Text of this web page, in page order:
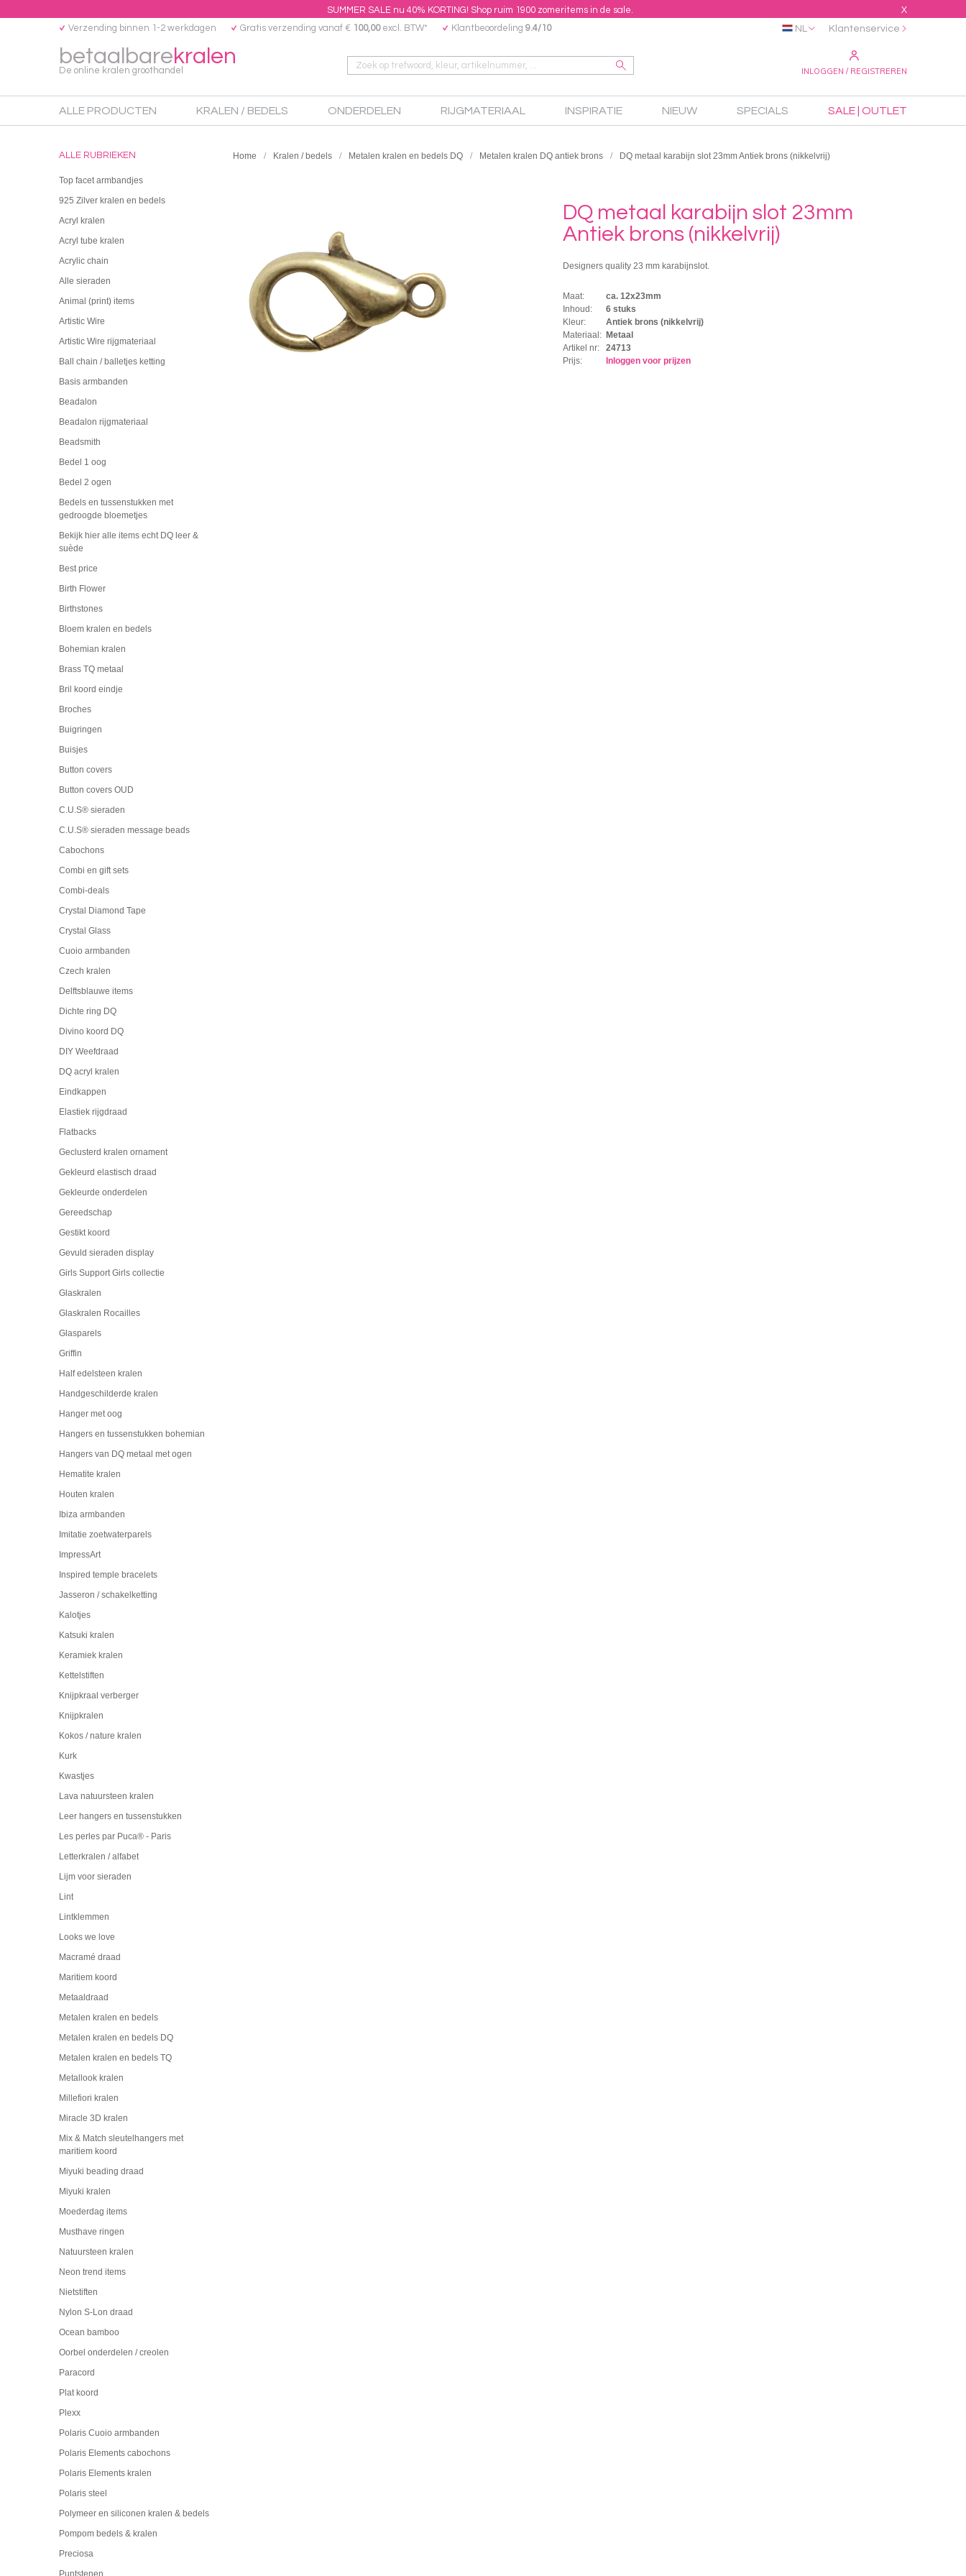
SUMMER SALE nu 40% KORTING! Shop ruim 1900 zomeritems in de sale. X
betaalbarekralen
De online kralen groothandel
Verzending binnen 1-2 werkdagen Gratis verzending vanaf € 100,00excl. BTW* Klantbeoordeling 9.4/10
INLOGGEN / REGISTREREN
NL Klantenservice
ALLE PRODUCTEN KRALEN / BEDELS ONDERDELEN RIJGMATERIAAL INSPIRATIE NIEUW SPECIALS SALE | OUTLET
ALLE RUBRIEKEN
Top facet armbandjes
925 Zilver kralen en bedels
Acryl kralen
Acryl tube kralen
Acrylic chain
Alle sieraden
Animal (print) items
Artistic Wire
Artistic Wire rijgmateriaal
Ball chain / balletjes ketting
Basis armbanden
Beadalon
Beadalon rijgmateriaal
Beadsmith
Bedel 1 oog
Bedel 2 ogen
Bedels en tussenstukken met
gedroogde bloemetjes
Bekijk hier alle items echt DQ leer &
suède
Best price
Birth Flower
Birthstones
Bloem kralen en bedels
Bohemian kralen
Brass TQ metaal
Bril koord eindje
Broches
Buigringen
Buisjes
Button covers
Button covers OUD
C.U.S® sieraden
C.U.S® sieraden message beads
Cabochons
Combi en gift sets
Combi-deals
Crystal Diamond Tape
Crystal Glass
Cuoio armbanden
Czech kralen
Delftsblauwe items
Dichte ring DQ
Divino koord DQ
DIY Weefdraad
DQ acryl kralen
Eindkappen
Elastiek rijgdraad
Flatbacks
Geclusterd kralen ornament
Gekleurd elastisch draad
Gekleurde onderdelen
Gereedschap
Gestikt koord
Gevuld sieraden display
Girls Support Girls collectie
Glaskralen
Glaskralen Rocailles
Glasparels
Griffin
Half edelsteen kralen
Handgeschilderde kralen
Hanger met oog
Hangers en tussenstukken bohemian
Hangers van DQ metaal met ogen
Hematite kralen
Houten kralen
Ibiza armbanden
Imitatie zoetwaterparels
ImpressArt
Inspired temple bracelets
Jasseron / schakelketting
Kalotjes
Katsuki kralen
Keramiek kralen
Kettelstiften
Knijpkraal verberger
Knijpkralen
Kokos / nature kralen
Kurk
Kwastjes
Lava natuursteen kralen
Leer hangers en tussenstukken
Les perles par Puca® - Paris
Letterkralen / alfabet
Lijm voor sieraden
Lint
Lintklemmen
Looks we love
Macramé draad
Maritiem koord
Metaaldraad
Metalen kralen en bedels
Metalen kralen en bedels DQ
Metalen kralen en bedels TQ
Metallook kralen
Millefiori kralen
Miracle 3D kralen
Mix & Match sleutelhangers met
maritiem koord
Miyuki beading draad
Miyuki kralen
Moederdag items
Musthave ringen
Natuursteen kralen
Neon trend items
Nietstiften
Nylon S-Lon draad
Ocean bamboo
Oorbel onderdelen / creolen
Paracord
Plat koord
Plexx
Polaris Cuoio armbanden
Polaris Elements cabochons
Polaris Elements kralen
Polaris steel
Polymeer en siliconen kralen & bedels
Pompom bedels & kralen
Preciosa
Puntstenen
Home Kralen / bedels Metalen kralen en bedels DQ Metalen kralen DQ antiek brons DQ metaal karabijn slot 23mm Antiek brons (nikkelvrij)
DQ metaal karabijn slot 23mm
Antiek brons (nikkelvrij)
Designers quality 23 mm karabijnslot.
Maat:
ca. 12x23mm
Inhoud:
6 stuks
Kleur:
Antiek brons (nikkelvrij)
Materiaal: Metaal
Artikel nr:
24713
Prijs:
Inloggen voor prijzen